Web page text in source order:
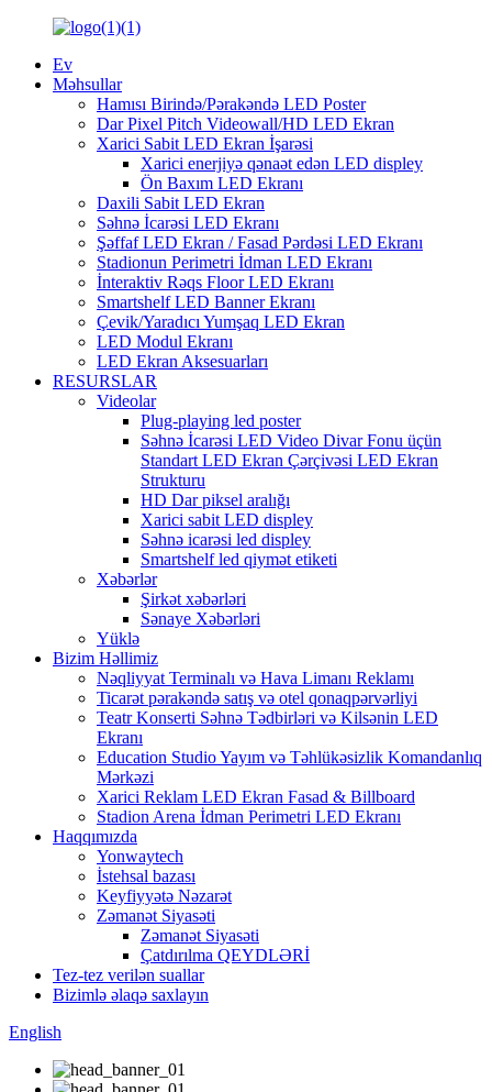
Ev
Məhsullar
Hamısı Birində/Pərakəndə LED Poster
Dar Pixel Pitch Videowall/HD LED Ekran
Xarici Sabit LED Ekran İşarəsi
Xarici enerjiyə qənaət edən LED displey
Ön Baxım LED Ekranı
Daxili Sabit LED Ekran
Səhnə İcarəsi LED Ekranı
Şəffaf LED Ekran / Fasad Pərdəsi LED Ekranı
Stadionun Perimetri İdman LED Ekranı
İnteraktiv Rəqs Floor LED Ekranı
Smartshelf LED Banner Ekranı
Çevik/Yaradıcı Yumşaq LED Ekran
LED Modul Ekranı
LED Ekran Aksesuarları
RESURSLAR
Videolar
Plug-playing led poster
Səhnə İcarəsi LED Video Divar Fonu üçün
Standart LED Ekran Çərçivəsi LED Ekran
Strukturu
HD Dar piksel aralığı
Xarici sabit LED displey
Səhnə icarəsi led displey
Smartshelf led qiymət etiketi
Xəbərlər
Şirkət xəbərləri
Sənaye Xəbərləri
Yüklə
Bizim Həllimiz
Nəqliyyat Terminalı və Hava Limanı Reklamı
Ticarət pərakəndə satış və otel qonaqpərvərliyi
Teatr Konserti Səhnə Tədbirləri və Kilsənin LED
Ekranı
Education Studio Yayım və Təhlükəsizlik Komandanlıq
Mərkəzi
Xarici Reklam LED Ekran Fasad & Billboard
Stadion Arena İdman Perimetri LED Ekranı
Haqqımızda
Yonwaytech
İstehsal bazası
Keyfiyyətə Nəzarət
Zəmanət Siyasəti
Zəmanət Siyasəti
Çatdırılma QEYDLƏRİ
Tez-tez verilən suallar
Bizimlə əlaqə saxlayın
English